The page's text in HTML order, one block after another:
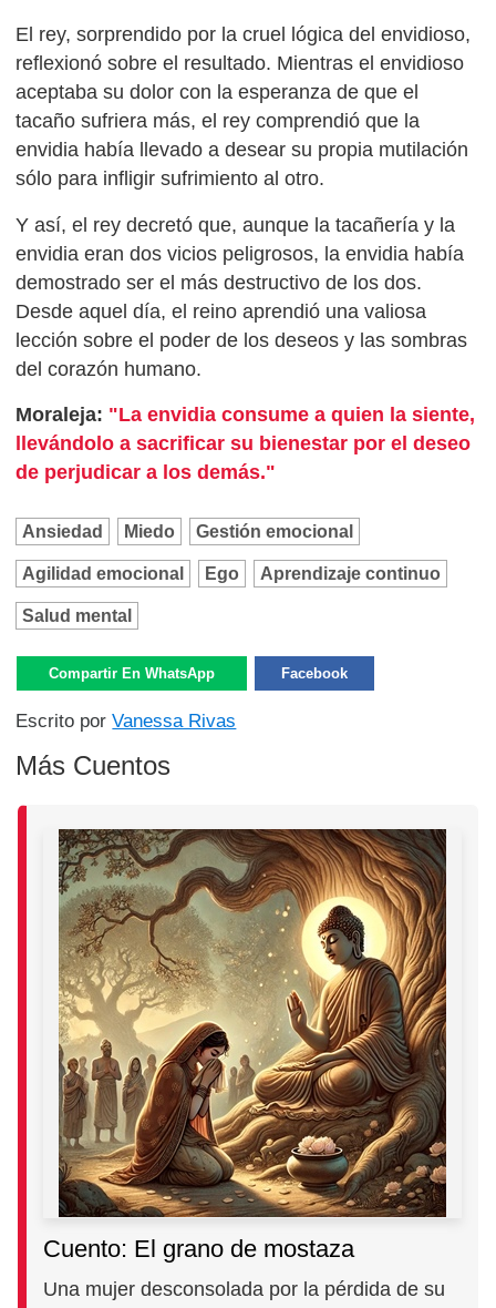
El rey, sorprendido por la cruel lógica del envidioso,
reflexionó sobre el resultado. Mientras el envidioso
aceptaba su dolor con la esperanza de que el
tacaño sufriera más, el rey comprendió que la
envidia había llevado a desear su propia mutilación
sólo para infligir sufrimiento al otro.
Y así, el rey decretó que, aunque la tacañería y la
envidia eran dos vicios peligrosos, la envidia había
demostrado ser el más destructivo de los dos.
Desde aquel día, el reino aprendió una valiosa
lección sobre el poder de los deseos y las sombras
del corazón humano.
Moraleja: "La envidia consume a quien la siente,
llevándolo a sacrificar su bienestar por el deseo
de perjudicar a los demás."
Ansiedad Miedo Gestión emocional
Agilidad emocional Ego Aprendizaje continuo
Salud mental
Compartir En WhatsApp Facebook
Escrito porVanessa Rivas
Más Cuentos
Cuento: El grano de mostaza
Una mujer desconsolada por la pérdida de su